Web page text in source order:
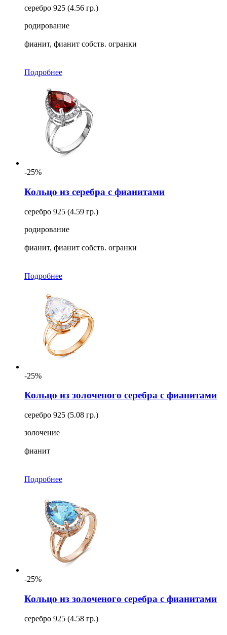
серебро 925 (4.56 гр.)
родирование
фианит, фианит собств. огранки
Подробнее
-25%
Кольцо из серебра с фианитами
серебро 925 (4.59 гр.)
родирование
фианит, фианит собств. огранки
Подробнее
-25%
Кольцо из золоченого серебра с фианитами
серебро 925 (5.08 гр.)
золочение
фианит
Подробнее
-25%
Кольцо из золоченого серебра с фианитами
серебро 925 (4.58 гр.)